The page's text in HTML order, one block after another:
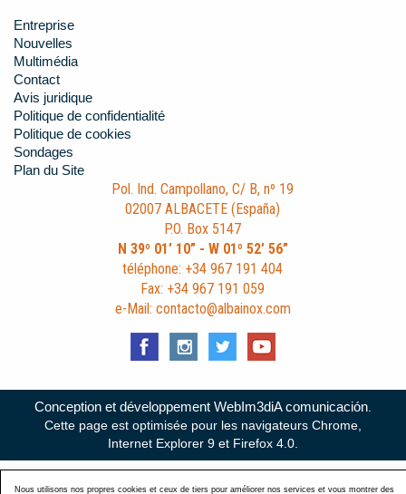
Entreprise
Nouvelles
Multimédia
Contact
Avis juridique
Politique de confidentialité
Politique de cookies
Sondages
Plan du Site
Pol. Ind. Campollano, C/ B, nº 19
02007 ALBACETE (España)
P.O. Box 5147
N 39º 01’ 10” - W 01º 52’ 56”
téléphone: +34 967 191 404
Fax: +34 967 191 059
e-Mail: contacto@albainox.com
Conception et développement WebIm3diA comunicación.
Cette page est optimisée pour les navigateurs Chrome,
Internet Explorer 9 et Firefox 4.0.
Nous utilisons nos propres cookies et ceux de tiers pour améliorer nos services et vous montrer des